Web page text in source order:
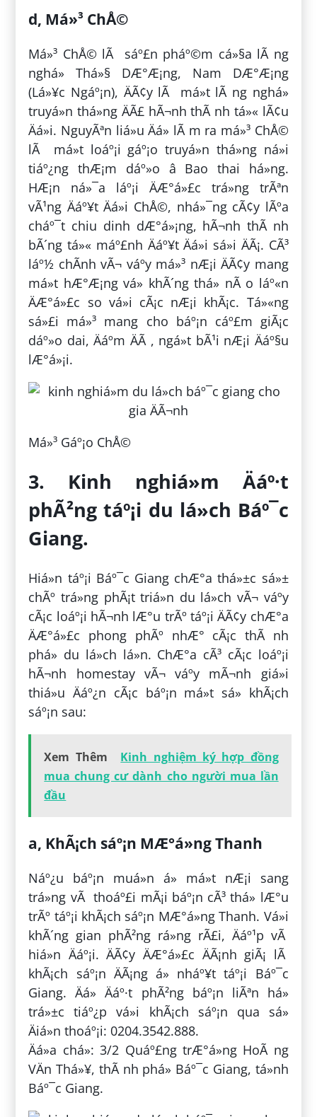
d, Má»³ ChÅ©
Má»³ ChÅ© lÃ sáº£n pháº©m cá»§a lÃ ng
nghá» Thá»§ DÆ°Æ¡ng, Nam DÆ°Æ¡ng
(Lá»¥c Ngáº¡n), ÄÃ¢y lÃ má»t lÃ ng nghá»
truyá»n thá»ng ÄÃ£ hÃ¬nh thÃ nh tá»« lÃ¢u
Äá»i. NguyÃªn liá»u Äá» lÃ m ra má»³ ChÅ©
lÃ má»t loáº¡i gáº¡o truyá»n thá»ng ná»i
tiáº¿ng thÆ¡m dáº»o â Bao thai há»ng.
HÆ¡n ná»¯a láº¡i ÄÆ°á»£c trá»ng trÃªn
vÃ¹ng Äáº¥t Äá»i ChÅ©, nhá»¯ng cÃ¢y lÃºa
cháº¯t chiu dinh dÆ°á»¡ng, hÃ¬nh thÃ nh
bÃ´ng tá»« máº£nh Äáº¥t Äá»i sá»i ÄÃ¡. CÃ³
láº½ chÃ­nh vÃ¬ váº­y má»³ nÆ¡i ÄÃ¢y mang
má»t hÆ°Æ¡ng vá» khÃ´ng thá» nÃ o láº«n
ÄÆ°á»£c so vá»i cÃ¡c nÆ¡i khÃ¡c. Tá»«ng
sá»£i má»³ mang cho báº¡n cáº£m giÃ¡c
dáº»o dai, Äáº­m ÄÃ , ngá»t bÃ¹i nÆ¡i Äáº§u
lÆ°á»¡i.
Má»³ Gáº¡o ChÅ©
3. Kinh nghiá»m Äáº·t
phÃ²ng táº¡i du lá»ch Báº¯c
Giang.
Hiá»n táº¡i Báº¯c Giang chÆ°a thá»±c sá»±
chÃº trá»ng phÃ¡t triá»n du lá»ch vÃ¬ váº­y
cÃ¡c loáº¡i hÃ¬nh lÆ°u trÃº táº¡i ÄÃ¢y chÆ°a
ÄÆ°á»£c phong phÃº nhÆ° cÃ¡c thÃ nh
phá» du lá»ch lá»n. ChÆ°a cÃ³ cÃ¡c loáº¡i
hÃ¬nh homestay vÃ¬ váº­y mÃ¬nh giá»i
thiá»u Äáº¿n cÃ¡c báº¡n má»t sá» khÃ¡ch
sáº¡n sau:
Xem Thêm
Kinh nghiệm ký hợp đồng
mua chung cư dành cho người mua lần
đầu
a, KhÃ¡ch sáº¡n MÆ°á»ng Thanh
Náº¿u báº¡n muá»n á» má»t nÆ¡i sang
trá»ng vÃ thoáº£i mÃ¡i báº¡n cÃ³ thá» lÆ°u
trÃº táº¡i khÃ¡ch sáº¡n MÆ°á»ng Thanh. Vá»i
khÃ´ng gian phÃ²ng rá»ng rÃ£i, Äáº¹p vÃ
hiá»n Äáº¡i. ÄÃ¢y ÄÆ°á»£c ÄÃ¡nh giÃ¡ lÃ
khÃ¡ch sáº¡n ÄÃ¡ng á» nháº¥t táº¡i Báº¯c
Giang. Äá» Äáº·t phÃ²ng báº¡n liÃªn há»
trá»±c tiáº¿p vá»i khÃ¡ch sáº¡n qua sá»
Äiá»n thoáº¡i: 0204.3542.888.
Äá»a chá»: 3/2 Quáº£ng trÆ°á»ng HoÃ ng
VÄn Thá»¥, thÃ nh phá» Báº¯c Giang, tá»nh
Báº¯c Giang.